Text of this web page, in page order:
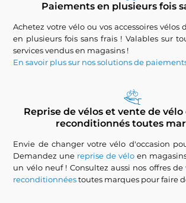
Paiements en plusieurs fois
Achetez votre vélo ou vos accessoires vélos
en plusieurs fois sans frais ! Valables sur
services vendus en magasins !
En savoir plus sur nos solutions de
Reprise de vélos et vente de
reconditionnés toutes
Envie de changer votre vélo d'occasion
Demandez une reprise de vélo en
un vélo neuf ! Consultez aussi nos offres de
reconditionnéestoutes marques pour faire